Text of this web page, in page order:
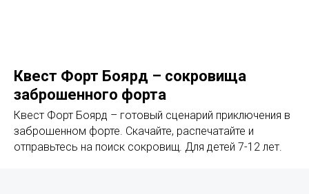
Квест Форт Боярд – сокровища
заброшенного форта
Квест Форт Боярд – готовый сценарий приключения в
заброшенном форте. Скачайте, распечатайте и
отправьтесь на поиск сокровищ. Для детей 7-12 лет.